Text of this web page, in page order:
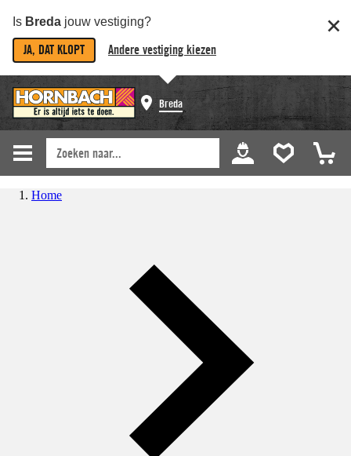
Is Breda jouw vestiging?
JA, DAT KLOPT Andere vestiging kiezen
Breda
Home